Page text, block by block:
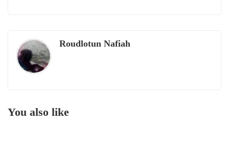
Roudlotun Nafiah
You also like